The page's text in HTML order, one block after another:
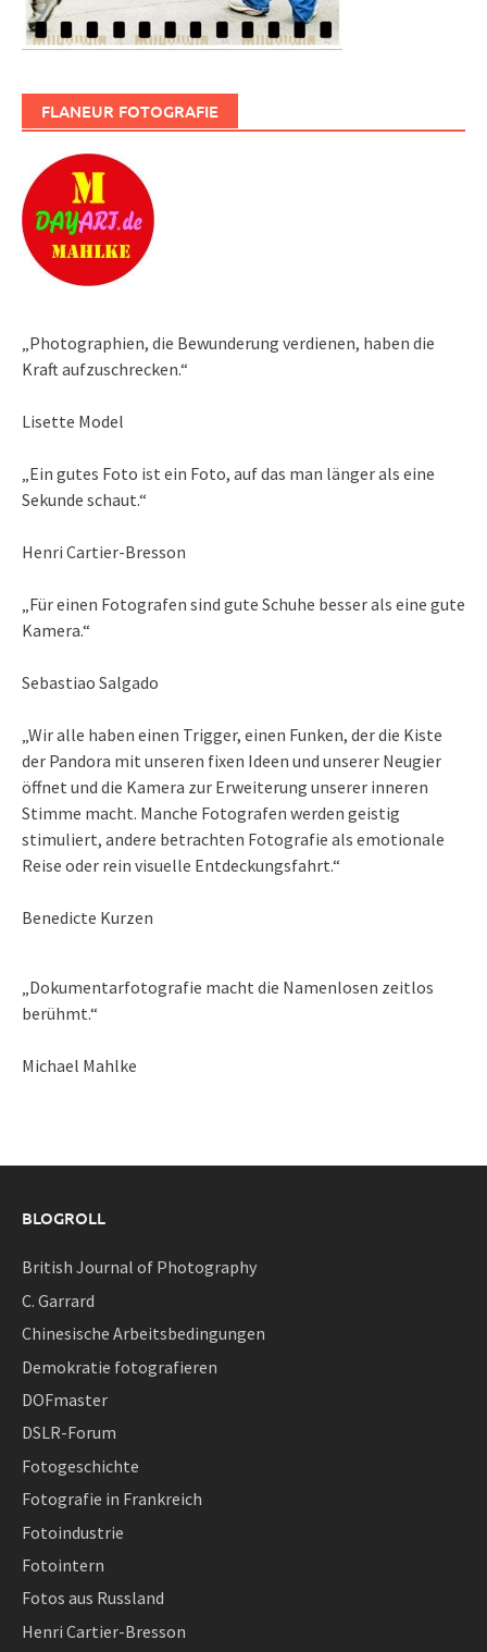
FLANEUR FOTOGRAFIE
„Photographien, die Bewunderung verdienen, haben die
Kraft aufzuschrecken.“
Lisette Model
„Ein gutes Foto ist ein Foto, auf das man länger als eine
Sekunde schaut.“
Henri Cartier-Bresson
„Für einen Fotografen sind gute Schuhe besser als eine gute
Kamera.“
Sebastiao Salgado
„Wir alle haben einen Trigger, einen Funken, der die Kiste
der Pandora mit unseren fixen Ideen und unserer Neugier
öffnet und die Kamera zur Erweiterung unserer inneren
Stimme macht. Manche Fotografen werden geistig
stimuliert, andere betrachten Fotografie als emotionale
Reise oder rein visuelle Entdeckungsfahrt.“
Benedicte Kurzen
„Dokumentarfotografie macht die Namenlosen zeitlos
berühmt.“
Michael Mahlke
BLOGROLL
British Journal of Photography
C. Garrard
Chinesische Arbeitsbedingungen
Demokratie fotografieren
DOFmaster
DSLR-Forum
Fotogeschichte
Fotografie in Frankreich
Fotoindustrie
Fotointern
Fotos aus Russland
Henri Cartier-Bresson